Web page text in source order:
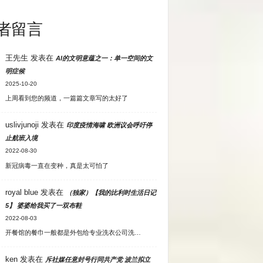
留言
王先生 发表在 AI的文明意蕴之一：单一空间的文
明症候
2025-10-20
上周看到您的频道，一篇篇文章写的太好了
uslivjunoji 发表在 印度疫情海啸 欧洲议会呼吁停
止航班入境
2022-08-30
新冠病毒一直在变种，真是太可怕了
royal blue发表在
（独家）【我的比利时生活日记
5】 婆婆给我买了一双布鞋
2022-08-03
开餐馆的餐巾一般都是外包给专业洗衣公司洗…
ken发表在 斥社媒任意封号行同共产党 波兰拟立